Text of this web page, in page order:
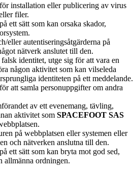
installation eller publicering av virus
filer.
ett sätt som kan orsaka skador,
eller autentiseringsåtgärderna på
nätverk anslutet till den.
identitet, utge sig för att vara en
någon aktivitet som kan vilseleda
identiteten på ett meddelande.
att samla personuppgifter om andra
av ett evenemang, tävling,
aktivitet som SPACEFOOT SAS
på webbplatsen eller systemen eller
och nätverken anslutna till den.
ett sätt som kan bryta mot god sed,
allmänna ordningen.